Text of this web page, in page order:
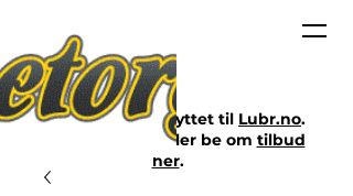
Nettbutikken er flyttet til Lubr.no.
Klikk på lenken eller be om tilbud
her.